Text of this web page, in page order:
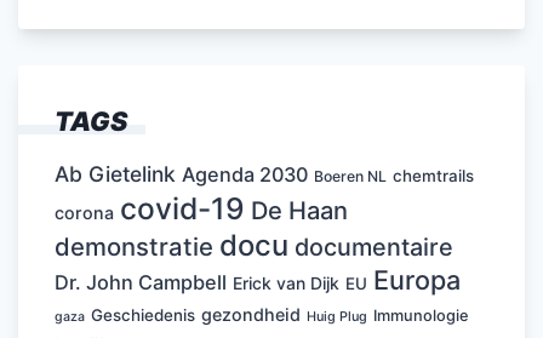
TAGS
Ab Gietelink Agenda 2030 Boeren NL chemtrails
corona covid-19 De Haan
demonstratie docu documentaire
Dr. John Campbell Erick van Dijk EU Europa
gaza Geschiedenis gezondheid Huig Plug Immunologie